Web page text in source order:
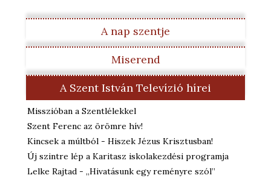
A nap szentje
Miserend
A Szent István Televízió hírei
Misszióban a Szentlélekkel
Szent Ferenc az örömre hív!
Kincsek a múltból - Hiszek Jézus Krisztusban!
Új szintre lép a Karitasz iskolakezdési programja
Lelke Rajtad - „Hivatásunk egy reményre szól”